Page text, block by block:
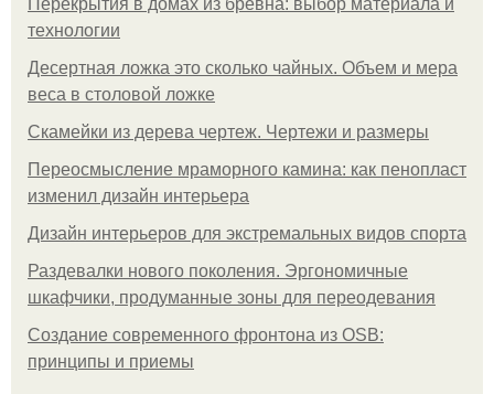
Перекрытия в домах из бревна: выбор материала и
технологии
Десертная ложка это сколько чайных. Объем и мера
веса в столовой ложке
Скамейки из дерева чертеж. Чертежи и размеры
Переосмысление мраморного камина: как пенопласт
изменил дизайн интерьера
Дизайн интерьеров для экстремальных видов спорта
Раздевалки нового поколения. Эргономичные
шкафчики, продуманные зоны для переодевания
Создание современного фронтона из OSB:
принципы и приемы